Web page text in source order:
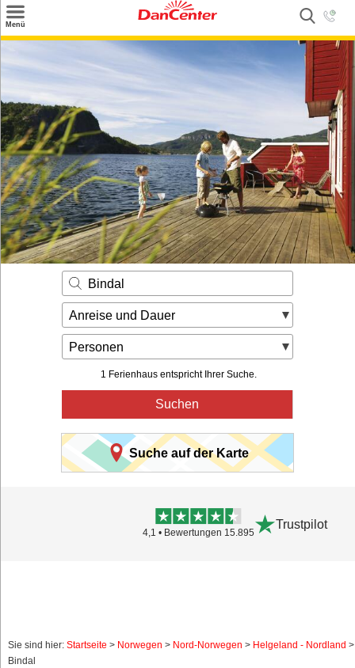
Menü
Weitere Urlaubsziele
Angebote
Inspiration
Kontakt
Gut zu wissen
Login
Bindal
Anreise und Dauer
Personen
1 Ferienhaus entspricht Ihrer Suche.
Suchen
Suche auf der Karte
4,1 • Bewertungen 15.895
Trustpilot
Sie sind hier: Startseite > Norwegen > Nord-Norwegen > Helgeland - Nordland >
Bindal